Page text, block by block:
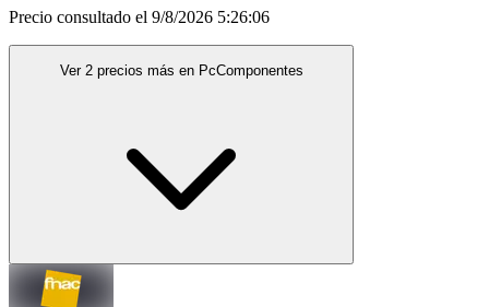
Precio consultado el 9/8/2026 5:26:06
Ver 2 precios más en PcComponentes